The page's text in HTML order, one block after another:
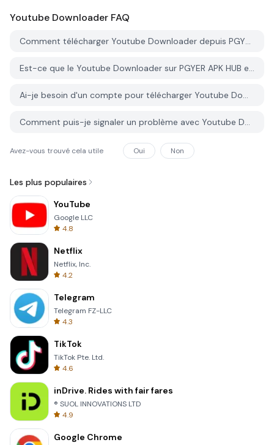
Youtube Downloader FAQ
Comment télécharger Youtube Downloader depuis PGYER APK HUB?
Est-ce que le Youtube Downloader sur PGYER APK HUB est gratuit?
Ai-je besoin d'un compte pour télécharger Youtube Downloader depuis PGYER APK HUB?
Comment puis-je signaler un problème avec Youtube Downloader sur PGYER APK HUB?
Avez-vous trouvé cela utile Oui Non
Les plus populaires
YouTube
Google LLC
4.8
Netflix
Netflix, Inc.
4.2
Telegram
Telegram FZ-LLC
4.3
TikTok
TikTok Pte. Ltd.
4.6
inDrive. Rides with fair fares
® SUOL INNOVATIONS LTD
4.9
Google Chrome